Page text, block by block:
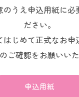
のうえ申込用紙に必
ださい。
はじめて正式なお申
ご確認をお願いいた
申込用紙